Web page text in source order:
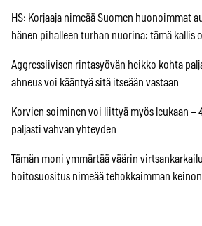
HS: Korjaaja nimeää Suomen huonoimmat
hänen pihalleen turhan nuorina: tämä kallis
Aggressiivisen rintasyövän heikko kohta
ahneus voi kääntyä sitä itseään vastaan
Korvien soiminen voi liittyä myös leukaan –
paljasti vahvan yhteyden
Tämän moni ymmärtää väärin
hoitosuositus nimeää tehokkaimman keinon